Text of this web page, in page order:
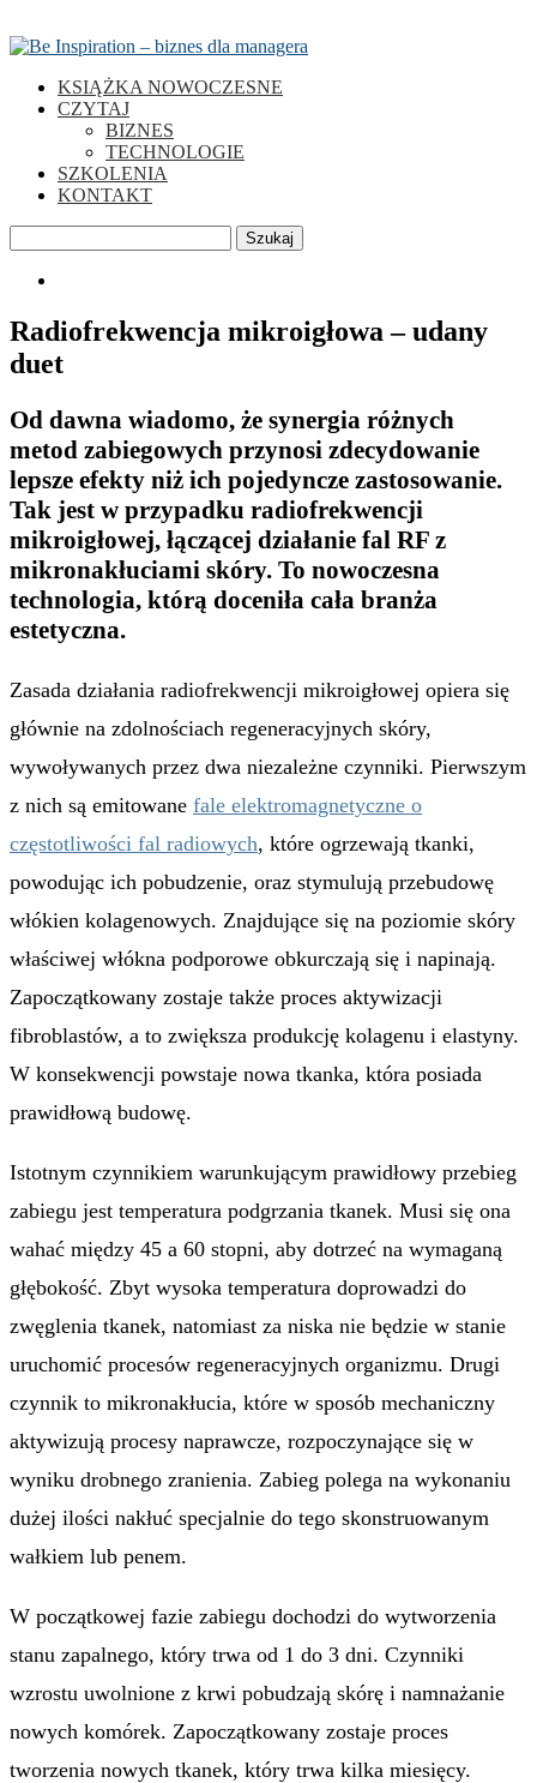
KSIĄŻKA NOWOCZESNE
CZYTAJ
BIZNES
TECHNOLOGIE
SZKOLENIA
KONTAKT
Szukaj
Radiofrekwencja mikroigłowa – udany
duet
Od dawna wiadomo, że synergia różnych
metod zabiegowych przynosi zdecydowanie
lepsze efekty niż ich pojedyncze zastosowanie.
Tak jest w przypadku radiofrekwencji
mikroigłowej, łączącej działanie fal RF z
mikronakłuciami skóry. To nowoczesna
technologia, którą doceniła cała branża
estetyczna.
Zasada działania radiofrekwencji mikroigłowej opiera się
głównie na zdolnościach regeneracyjnych skóry,
wywoływanych przez dwa niezależne czynniki. Pierwszym
z nich są emitowane fale elektromagnetyczne o
częstotliwości fal radiowych, które ogrzewają tkanki,
powodując ich pobudzenie, oraz stymulują przebudowę
włókien kolagenowych. Znajdujące się na poziomie skóry
właściwej włókna podporowe obkurczają się i napinają.
Zapoczątkowany zostaje także proces aktywizacji
fibroblastów, a to zwiększa produkcję kolagenu i elastyny.
W konsekwencji powstaje nowa tkanka, która posiada
prawidłową budowę.
Istotnym czynnikiem warunkującym prawidłowy przebieg
zabiegu jest temperatura podgrzania tkanek. Musi się ona
wahać między 45 a 60 stopni, aby dotrzeć na wymaganą
głębokość. Zbyt wysoka temperatura doprowadzi do
zwęglenia tkanek, natomiast za niska nie będzie w stanie
uruchomić procesów regeneracyjnych organizmu. Drugi
czynnik to mikronakłucia, które w sposób mechaniczny
aktywizują procesy naprawcze, rozpoczynające się w
wyniku drobnego zranienia. Zabieg polega na wykonaniu
dużej ilości nakłuć specjalnie do tego skonstruowanym
wałkiem lub penem.
W początkowej fazie zabiegu dochodzi do wytworzenia
stanu zapalnego, który trwa od 1 do 3 dni. Czynniki
wzrostu uwolnione z krwi pobudzają skórę i namnażanie
nowych komórek. Zapoczątkowany zostaje proces
tworzenia nowych tkanek, który trwa kilka miesięcy.